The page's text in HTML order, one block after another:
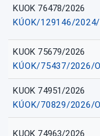
KUOK 76478/2026
KÚOK/129146/
KUOK 75679/2026
KÚOK/75437/2026/
KUOK 74951/2026
KÚOK/70829/2026/
KUOK 74963/2026